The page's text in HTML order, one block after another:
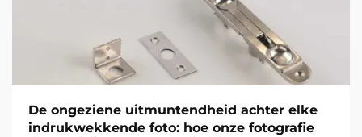
De ongeziene uitmuntendheid achter elke
indrukwekkende foto: hoe onze fotografie